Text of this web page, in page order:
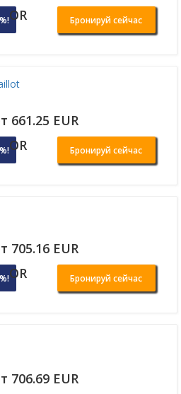
OR Бронируй сейчас
661.25 EUR
OR Бронируй сейчас
705.16 EUR
OR Бронируй сейчас
706.69 EUR